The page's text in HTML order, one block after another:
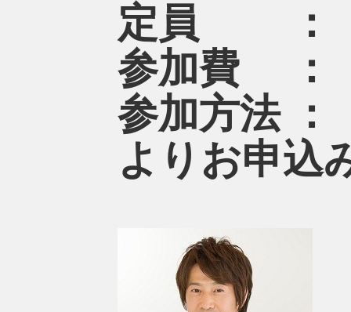
定員 ：
参加費 ：
参加方法
よりお申込